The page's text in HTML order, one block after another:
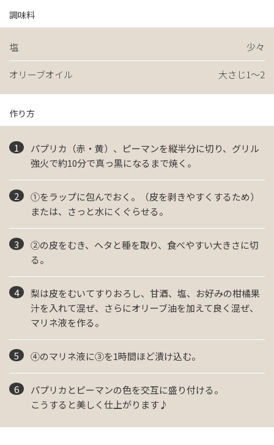
調味料
塩 少々
オリーブオイル 大さじ1〜2
作り方
パプリカ（赤・黄）、ピーマンを縦半分に切り、グリル
強火で約10分で真っ黒になるまで焼く。
①をラップに包んでおく。（皮を剥きやすくするため）
または、さっと水にくぐらせる。
②の皮をむき、ヘタと種を取り、食べやすい大きさに切
る。
梨は皮をむいてすりおろし、甘酒、塩、お好みの柑橘果
汁を入れて混ぜ、さらにオリーブ油を加えて良く混ぜ、
マリネ液を作る。
④のマリネ液に③を1時間ほど漬け込む。
パプリカとピーマンの色を交互に盛り付ける。
こうすると美しく仕上がります♪